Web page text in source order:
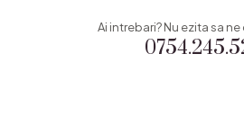
Ai intrebari? Nu ezita sa